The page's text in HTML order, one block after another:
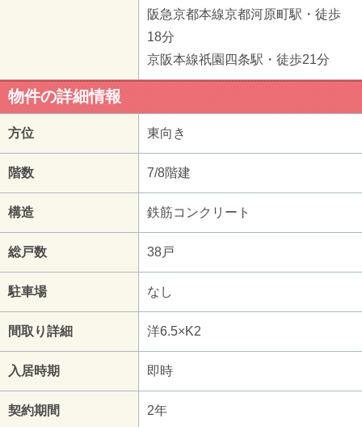
阪急京都本線京都河原町駅・徒歩
18分
京阪本線祇園四条駅・徒歩21分
物件の詳細情報
方位 東向き
階数 7/8階建
構造 鉄筋コンクリート
総戸数 38戸
駐車場 なし
間取り詳細 洋6.5×K2
入居時期 即時
契約期間 2年